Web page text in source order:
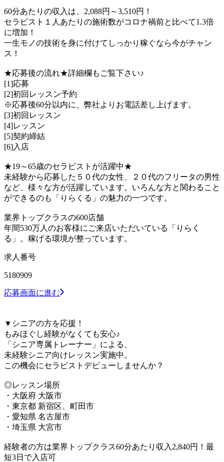
60分あたりの収入は、2,088円～3,510円！
セラピスト１人あたりの施術数がコロナ禍前と比べて1.3倍
に増加！
一生モノの技術を身に付けてしっかり稼ぐなら今がチャン
ス！
★応募後の流れ★詳細欄もご覧下さい♪
[1]応募
[2]初回レッスン予約
※応募後60分以内に、弊社よりお電話差し上げます。
[3]初回レッスン
[4]レッスン
[5]契約締結
[6]入店
★19～65歳のセラピストが活躍中★
未経験から応募した５０代の女性、２０代のフリータの男性
など、様々な方が活躍しています。いろんな方と関わること
ができるのも「りらくる」の魅力の一つです。
業界トップクラスの600店舗
年間530万人のお客様にご来店いただいている「りらく
る」。稼げる環境が整っています。
求人番号
5180909
応募画面に進む
▼シニアの方を応援！
もみほぐし経験がなくても安心♪
「シニア専属トレーナー」による、
未経験シニア向けレッスン実施中。
この機会にセラピストデビューしませんか？
◎レッスン場所
・大阪府 大阪市
・東京都 新宿区、町田市
・愛知県 名古屋市
・埼玉県 大宮市
経験者の方は業界トップクラス60分あたり収入2,840円！最
短3日で入店可